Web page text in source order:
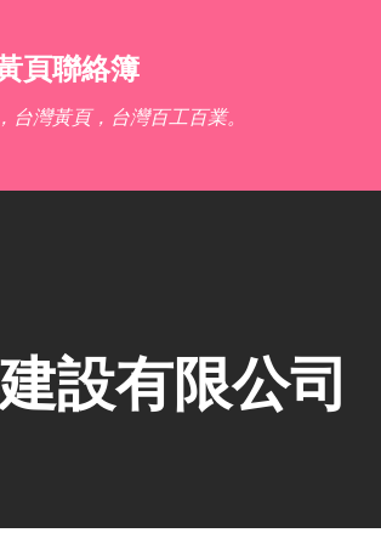
頁聯絡簿
台灣黃頁，台灣百工百業。
設有限公司